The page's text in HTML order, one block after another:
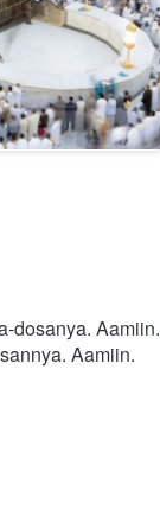
dosanya. Aamiin.
Aamiin.